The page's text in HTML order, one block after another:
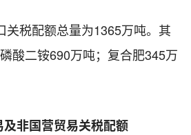
关税配额总量为1365万吨。其
酸二铵690万吨；复合肥345万
非国营贸易关税配额